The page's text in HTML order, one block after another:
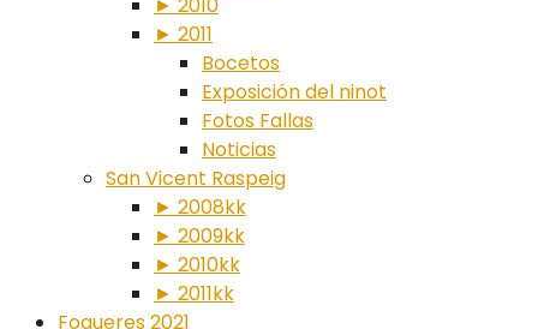
► 2011
Bocetos
Exposición del ninot
Fotos Fallas
Noticias
San Vicent Raspeig
► 2008kk
► 2009kk
► 2010kk
► 2011kk
Fogueres 2021